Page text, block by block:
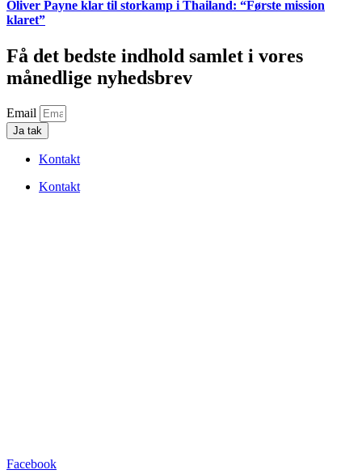
Oliver Payne klar til storkamp i Thailand: “Første mission
klaret”
Få det bedste indhold samlet i vores
månedlige nyhedsbrev
Email
Ja tak
Kontakt
Kontakt
Facebook